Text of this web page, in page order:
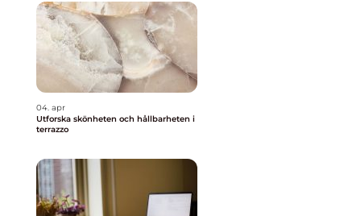
04. apr
Utforska skönheten och hållbarheten i
terrazzo